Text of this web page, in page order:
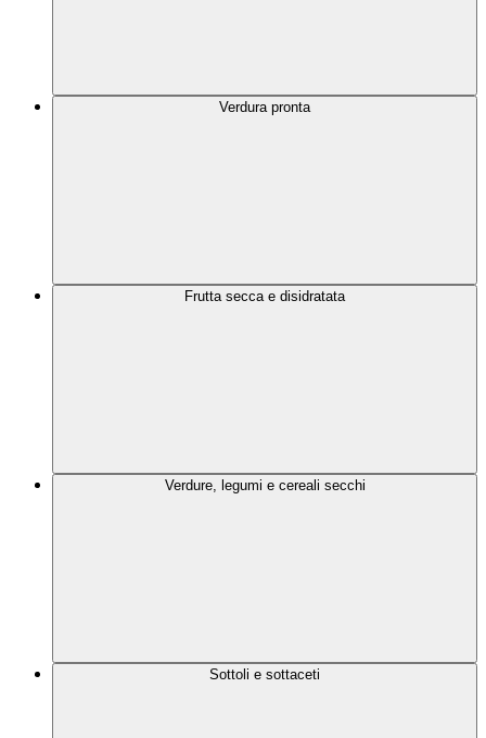
Verdura pronta
Frutta secca e disidratata
Verdure, legumi e cereali secchi
Sottoli e sottaceti